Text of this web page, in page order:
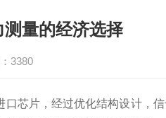
量的经济选择
3380
口芯片，经过优化结构设计，